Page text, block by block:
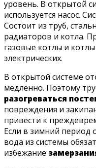
уровень. В открытой
используется насос.
Состоит из труб,
радиаторов и котла.
газовые котлы и
электрических.
В открытой системе
медленно. Поэтому
разогреваться
повреждения и
привести к
Если в зимний период
вода из системы
избежание